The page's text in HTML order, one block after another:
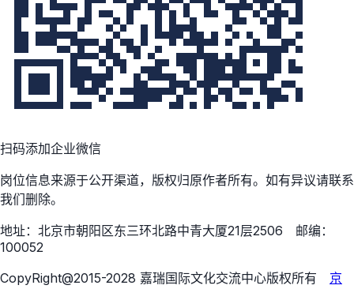
扫码添加企业微信
岗位信息来源于公开渠道，版权归原作者所有。如有异议请联系
我们删除。
地址：北京市朝阳区东三环北路中青大厦21层2506 邮编：
100052
CopyRight@2015-2028 嘉瑞国际文化交流中心版权所有 京